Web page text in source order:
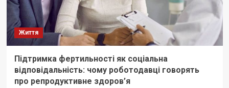
Життя
Підтримка фертильності як соціальна
відповідальність: чому роботодавці говорять
про репродуктивне здоров’я